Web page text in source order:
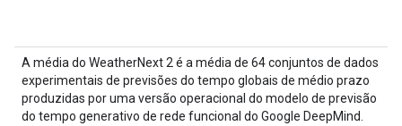
A média do WeatherNext 2 é a média de 64 conjuntos de dados
experimentais de previsões do tempo globais de médio prazo
produzidas por uma versão operacional do modelo de previsão
do tempo generativo de rede funcional do Google DeepMind.